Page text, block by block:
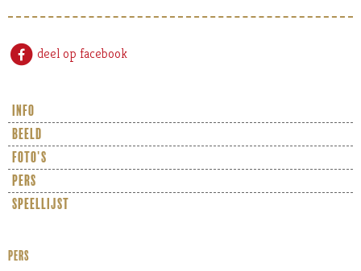
deel op facebook
info
beeld
foto's
pers
speellijst
PERS